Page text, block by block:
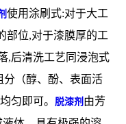
使用涂刷式:对于大工
部位,对于漆膜厚的工
,后清洗工艺同浸泡式
分（醇、酚、表面活
匀即可。
脱漆剂 由芳